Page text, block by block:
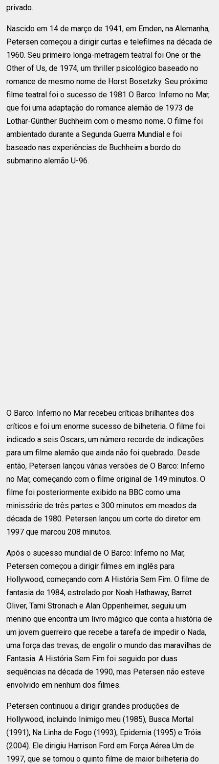
privado.
Nascido em 14 de março de 1941, em Emden, na Alemanha,
Petersen começou a dirigir curtas e telefilmes na década de
1960. Seu primeiro longa-metragem teatral foi One or the
Other of Us, de 1974, um thriller psicológico baseado no
romance de mesmo nome de Horst Bosetzky. Seu próximo
filme teatral foi o sucesso de 1981 O Barco: Inferno no Mar,
que foi uma adaptação do romance alemão de 1973 de
Lothar-Günther Buchheim com o mesmo nome. O filme foi
ambientado durante a Segunda Guerra Mundial e foi
baseado nas experiências de Buchheim a bordo do
submarino alemão U-96.
O Barco: Inferno no Mar recebeu críticas brilhantes dos
críticos e foi um enorme sucesso de bilheteria. O filme foi
indicado a seis Oscars, um número recorde de indicações
para um filme alemão que ainda não foi quebrado. Desde
então, Petersen lançou várias versões de O Barco: Inferno
no Mar, começando com o filme original de 149 minutos. O
filme foi posteriormente exibido na BBC como uma
minissérie de três partes e 300 minutos em meados da
década de 1980. Petersen lançou um corte do diretor em
1997 que marcou 208 minutos.
Após o sucesso mundial de O Barco: Inferno no Mar,
Petersen começou a dirigir filmes em inglês para
Hollywood, começando com A História Sem Fim. O filme de
fantasia de 1984, estrelado por Noah Hathaway, Barret
Oliver, Tami Stronach e Alan Oppenheimer, seguiu um
menino que encontra um livro mágico que conta a história de
um jovem guerreiro que recebe a tarefa de impedir o Nada,
uma força das trevas, de engolir o mundo das maravilhas de
Fantasia. A História Sem Fim foi seguido por duas
sequências na década de 1990, mas Petersen não esteve
envolvido em nenhum dos filmes.
Petersen continuou a dirigir grandes produções de
Hollywood, incluindo Inimigo meu (1985), Busca Mortal
(1991), Na Linha de Fogo (1993), Epidemia (1995) e Tróia
(2004). Ele dirigiu Harrison Ford em Força Aérea Um de
1997, que se tornou o quinto filme de maior bilheteria do